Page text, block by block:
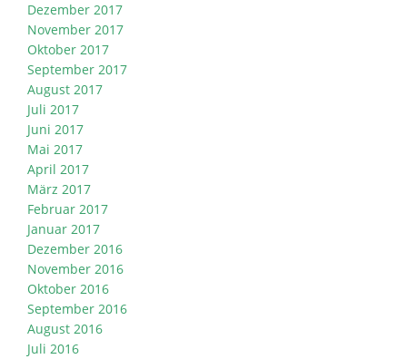
Dezember 2017
November 2017
Oktober 2017
September 2017
August 2017
Juli 2017
Juni 2017
Mai 2017
April 2017
März 2017
Februar 2017
Januar 2017
Dezember 2016
November 2016
Oktober 2016
September 2016
August 2016
Juli 2016